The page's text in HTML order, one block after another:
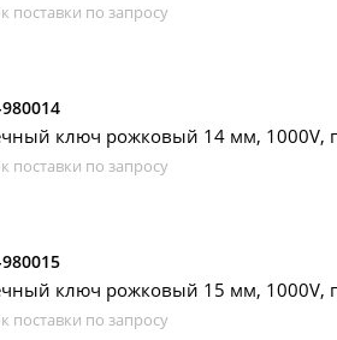
поставки по запросу
ключ рожковый 14 мм, 1000V,
поставки по запросу
ключ рожковый 15 мм, 1000V,
поставки по запросу